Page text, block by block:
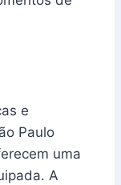
e
Paulo
uma
A